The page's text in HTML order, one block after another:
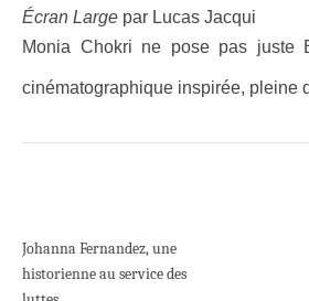
Écran Large par Lucas Jacqui
Monia Chokri ne pose pas juste
cinématographique inspirée, pleine
Johanna Fernandez, une
historienne au service des